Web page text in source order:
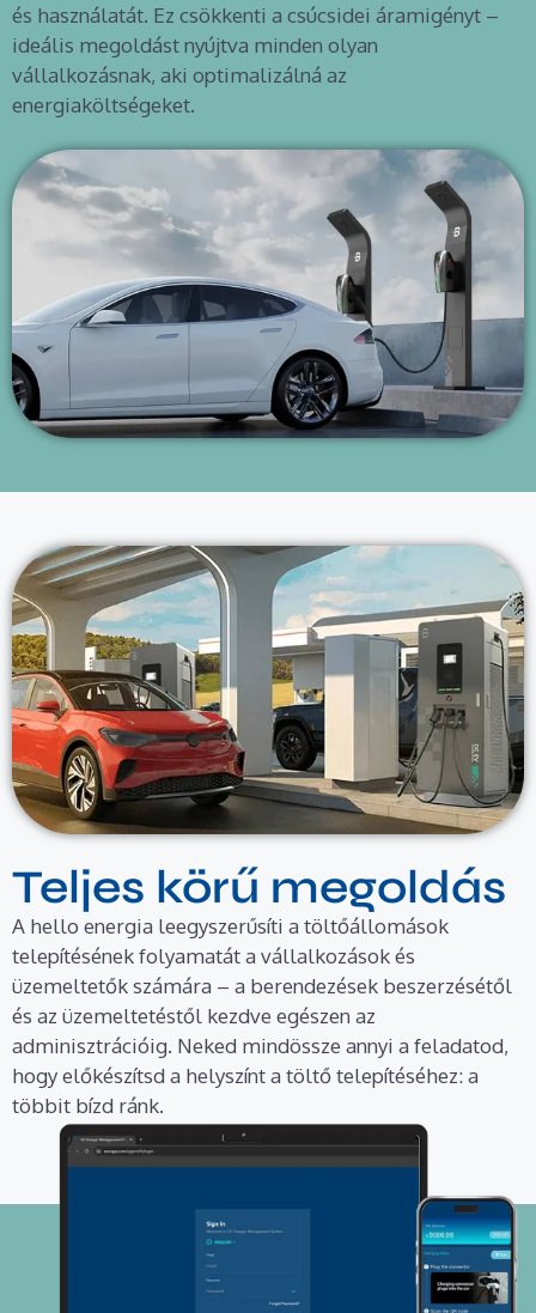
és használatát. Ez csökkenti a csúcsidei áramigényt –
ideális megoldást nyújtva minden olyan
vállalkozásnak, aki optimalizálná az
energiaköltségeket.
Teljes körű megoldás
A hello energia leegyszerűsíti a töltőállomások
telepítésének folyamatát a vállalkozások és
üzemeltetők számára – a berendezések beszerzésétől
és az üzemeltetéstől kezdve egészen az
adminisztrációig. Neked mindössze annyi a feladatod,
hogy előkészítsd a helyszínt a töltő telepítéséhez: a
többit bízd ránk.